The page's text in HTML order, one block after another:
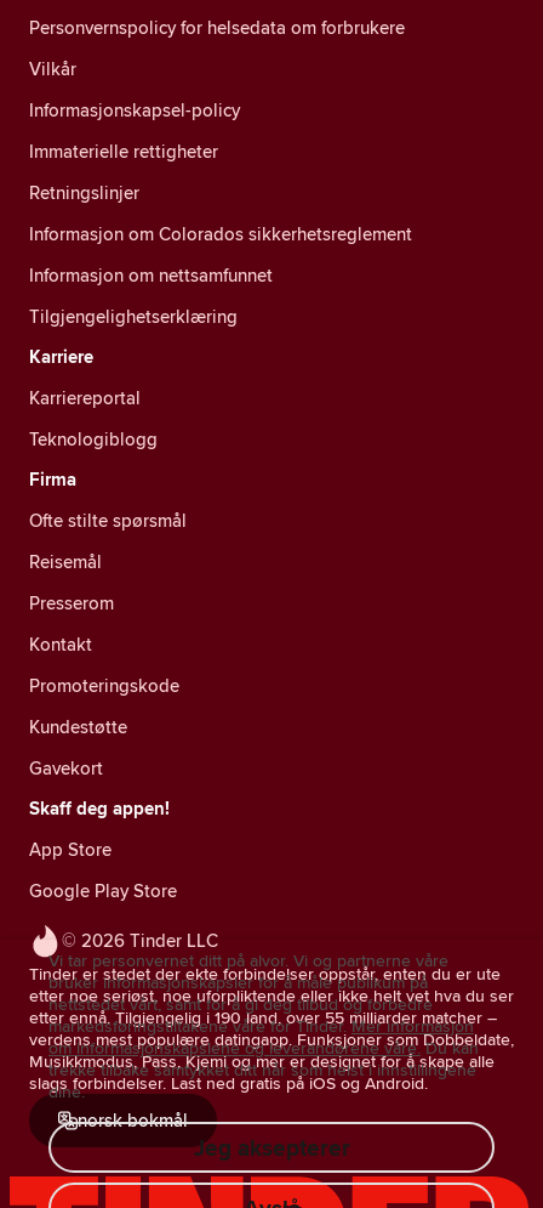
© 2026 Tinder LLC
Tinder er stedet der ekte forbindelser oppstår, enten du er ute
etter noe seriøst, noe uforpliktende eller ikke helt vet hva du ser
etter ennå. Tilgjengelig i 190 land, over 55 milliarder matcher –
verdens mest populære datingapp. Funksjoner som Dobbeldate,
Musikkmodus, Pass, Kjemi og mer er designet for å skape alle
slags forbindelser. Last ned gratis på iOS og Android.
norsk bokmål
Personvernspolicy for helsedata om forbrukere
Vilkår
Informasjonskapsel-policy
Immaterielle rettigheter
Retningslinjer
Informasjon om Colorados sikkerhetsreglement
Informasjon om nettsamfunnet
Tilgjengelighetserklæring
Karriere
Karriereportal
Teknologiblogg
Firma
Ofte stilte spørsmål
Reisemål
Presserom
Kontakt
Promoteringskode
Kundestøtte
Gavekort
Skaff deg appen!
App Store
Google Play Store
Vi tar personvernet ditt på alvor. Vi og partnerne våre
bruker informasjonskapsler for å måle publikum på
nettstedet vårt, samt for å gi deg tilbud og forbedre
markedsføringstiltakene våre for Tinder. Mer informasjon
om informasjonskapslene og leverandørene våre. Du kan
trekke tilbake samtykket ditt når som helst i innstillingene
dine.
Jeg aksepterer